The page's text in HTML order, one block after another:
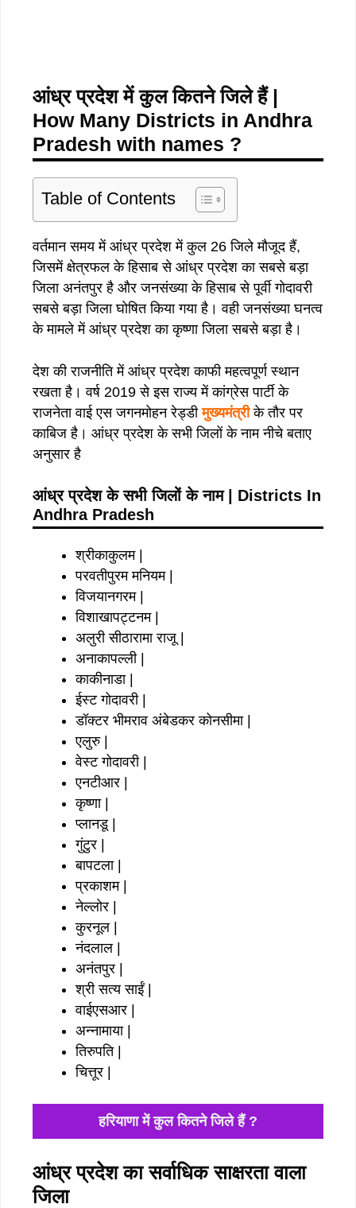
आंध्र प्रदेश में कुल कितने जिले हैं |
How Many Districts in Andhra
Pradesh with names ?
Table of Contents
वर्तमान समय में आंध्र प्रदेश में कुल 26 जिले मौजूद हैं,
जिसमें क्षेत्रफल के हिसाब से आंध्र प्रदेश का सबसे बड़ा
जिला अनंतपुर है और जनसंख्या के हिसाब से पूर्वी गोदावरी
सबसे बड़ा जिला घोषित किया गया है। वही जनसंख्या घनत्व
के मामले में आंध्र प्रदेश का कृष्णा जिला सबसे बड़ा है।
देश की राजनीति में आंध्र प्रदेश काफी महत्वपूर्ण स्थान
रखता है। वर्ष 2019 से इस राज्य में कांग्रेस पार्टी के
राजनेता वाई एस जगनमोहन रेड्डीमुख्यमंत्रीके तौर पर
काबिज है। आंध्र प्रदेश के सभी जिलों के नाम नीचे बताए
अनुसार है
आंध्र प्रदेश के सभी जिलों के नाम | Districts In
Andhra Pradesh
श्रीकाकुलम |
परवतीपुरम मनियम |
विजयानगरम |
विशाखापट्टनम |
अलुरी सीठारामा राजू |
अनाकापल्ली |
काकीनाडा |
ईस्ट गोदावरी |
डॉक्टर भीमराव अंबेडकर कोनसीमा |
एलुरु |
वेस्ट गोदावरी |
एनटीआर |
कृष्णा |
प्लानडू |
गुंटुर |
बापटला |
प्रकाशम |
नेल्लोर |
कुरनूल |
नंदलाल |
अनंतपुर |
श्री सत्य साईं |
वाईएसआर |
अन्नामाया |
तिरुपति |
चित्तूर |
हरियाणा में कुल कितने जिले हैं ?
आंध्र प्रदेश का सर्वाधिक साक्षरता वाला
जिला